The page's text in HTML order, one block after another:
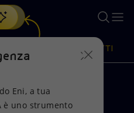
soluzione di intelligenza
PRODOTTI
Stampa
Eni, a tua
è uno strumento